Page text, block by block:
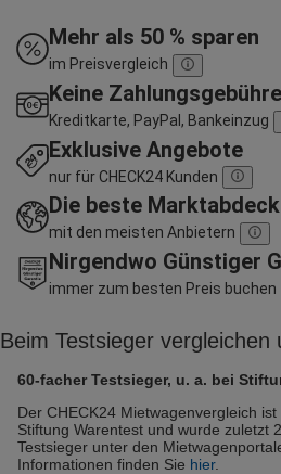
Mehr als 50 % sparen
im Preisvergleich
Keine
Kreditkarte, PayPal, Bankeinzug
Exklusive Angebote
nur für CHECK24 Kunden
Die beste
mit den meisten Anbietern
Nirgendwo Günstiger
immer zum besten Preis buchen
Beim Testsieger vergleichen
60-facher Testsieger, u. a. bei
Der CHECK24 Mietwagenvergleich
Stiftung Warentest und wurde zuletzt
Testsieger unter den
Informationen finden Sie hier.